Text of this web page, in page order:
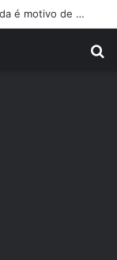
Última hora: A partida de Diogo Jota ainda é motivo de choro